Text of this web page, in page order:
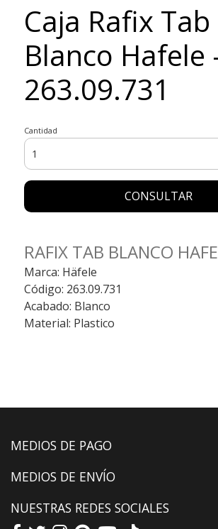
Caja Rafix Tab
Blanco Hafele
263.09.731
Cantidad
CONSULTAR
RAFIX TAB BLANCO
Marca: Häfele
Código: 263.09.731
Acabado: Blanco
Material: Plastico
MEDIOS DE PAGO
MEDIOS DE ENVÍO
NUESTRAS REDES SOCIALES